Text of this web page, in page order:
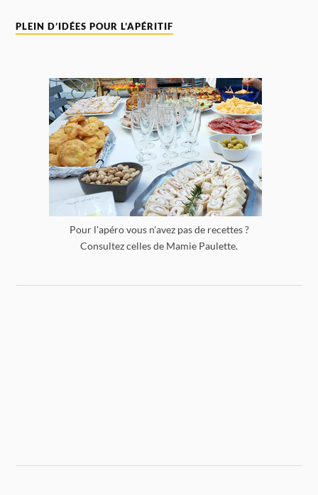
PLEIN D’IDÉES POUR L’APÉRITIF
Pour l'apéro vous n'avez pas de recettes ?
Consultez celles de Mamie Paulette.